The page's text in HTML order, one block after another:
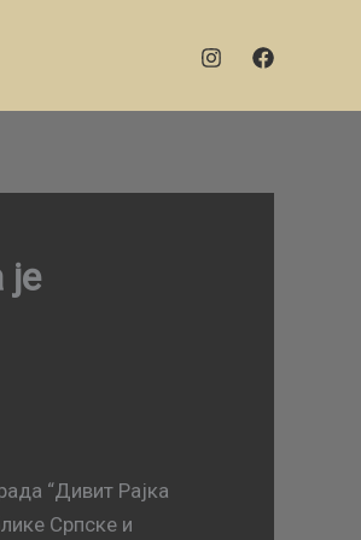
“Дивит Рајка
Српске и